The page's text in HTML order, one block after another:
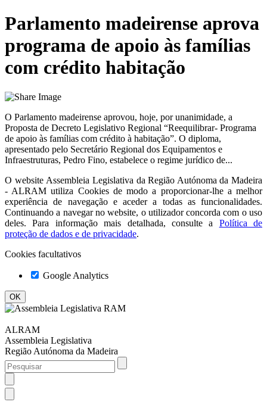
Parlamento madeirense aprova
programa de apoio às famílias
com crédito habitação
O Parlamento madeirense aprovou, hoje, por unanimidade, a
Proposta de Decreto Legislativo Regional “Reequilibrar- Programa
de apoio às famílias com crédito à habitação”. O diploma,
apresentado pelo Secretário Regional dos Equipamentos e
Infraestruturas, Pedro Fino, estabelece o regime jurídico de...
O website Assembleia Legislativa da Região Autónoma da Madeira
- ALRAM utiliza Cookies de modo a proporcionar-lhe a melhor
experiência de navegação e aceder a todas as funcionalidades.
Continuando a navegar no website, o utilizador concorda com o uso
deles. Para informação mais detalhada, consulte a
Política de
proteção de dados e de privacidade.
Cookies facultativos
Google Analytics
ALRAM
Assembleia Legislativa
Região Autónoma da Madeira